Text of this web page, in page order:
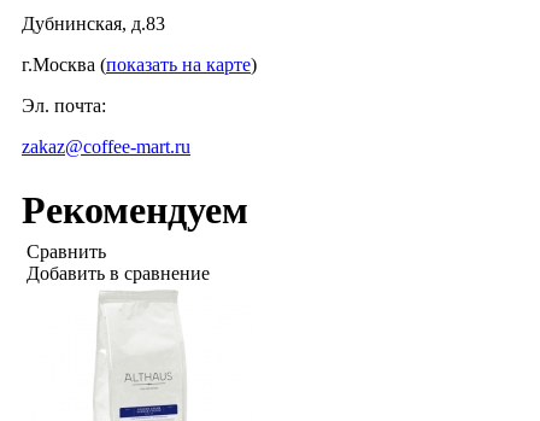
Дубнинская, д.83
г.Москва (показать на карте)
Эл. почта:
zakaz@coffee-mart.ru
Рекомендуем
Сравнить
Добавить в сравнение